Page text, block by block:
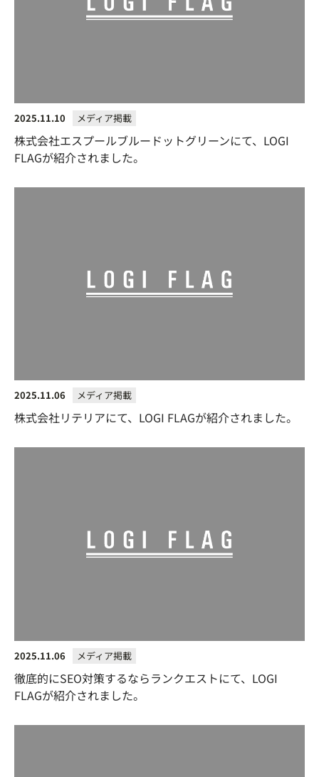
2025.11.10 メディア掲載
株式会社エスプールブルードットグリーンにて、LOGI
FLAGが紹介されました。
2025.11.06 メディア掲載
株式会社リテリアにて、LOGI FLAGが紹介されました。
2025.11.06 メディア掲載
徹底的にSEO対策するならランクエストにて、LOGI
FLAGが紹介されました。